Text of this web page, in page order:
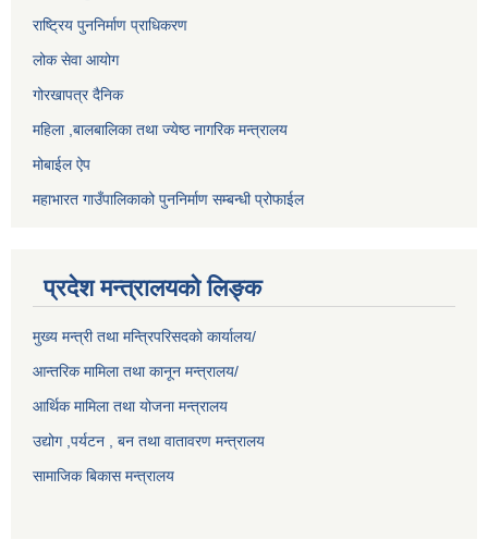
राष्ट्रिय पुननिर्माण प्राधिकरण
लोक सेवा आयोग
गोरखापत्र दैनिक
महिला ,बालबालिका तथा ज्येष्ठ नागरिक मन्त्रालय
मोबाईल ऐप
महाभारत गाउँपालिकाको पुननिर्माण सम्बन्धी प्रोफाईल
प्रदेश मन्त्रालयको लिङ्क
मुख्य मन्त्री तथा मन्त्रिपरिसदको कार्यालय/
आन्तरिक मामिला तथा कानून मन्त्रालय/
आर्थिक मामिला तथा योजना मन्त्रालय
उद्योग ,पर्यटन , बन तथा वातावरण मन्त्रालय
सामाजिक बिकास मन्त्रालय